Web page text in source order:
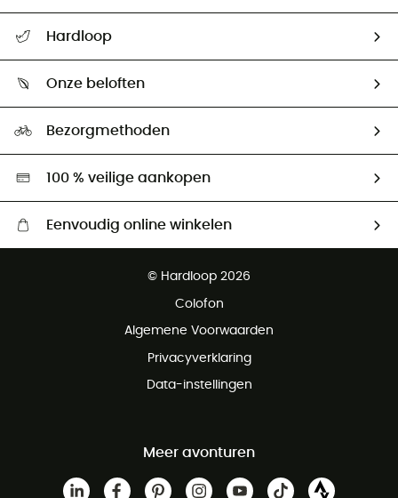
Retourzendingen & Terugbetalingen
Hardloop
Ambassadeurs
Onze beloften
Hardgreen
Bezorgmethoden
100 % veilige aankopen
Eenvoudig online winkelen
Gratis retourneren binnen 100 dagen
© Hardloop 2026
Colofon
Algemene Voorwaarden
Privacyverklaring
Data-instellingen
Meer avonturen